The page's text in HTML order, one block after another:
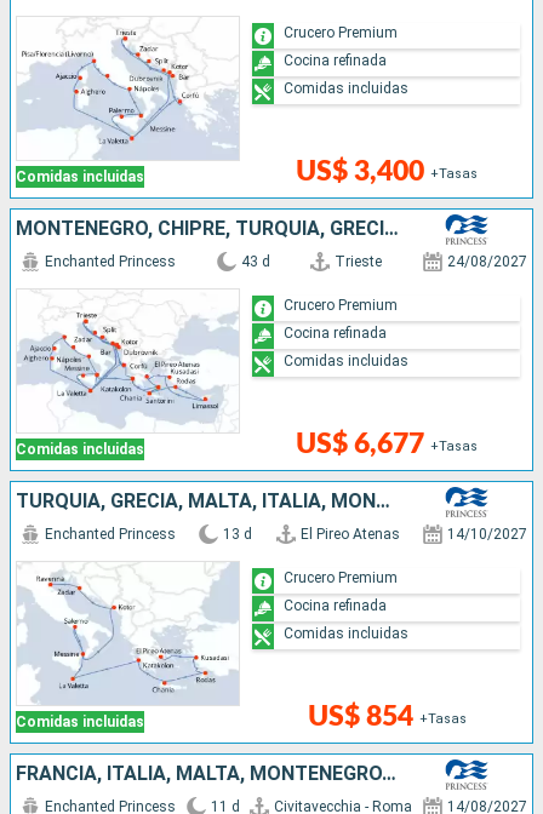
Comidas incluidas US$ 3,400 +Tasas
Crucero Premium
Cocina refinada
Comidas incluidas
MONTENEGRO, CHIPRE, TURQUÍA, GRECIA, CROACIA, ITALIA, FRANCIA, MALTA
Comidas incluidas
Enchanted Princess 43 d Trieste 24/08/2027
US$ 6,677 +Tasas
Crucero Premium
Cocina refinada
Comidas incluidas
TURQUÍA, GRECIA, MALTA, ITALIA, MONTENEGRO, CROACIA
Comidas incluidas
Enchanted Princess 13 d El Pireo Atenas 14/10/2027
US$ 854 +Tasas
Crucero Premium
Cocina refinada
Comidas incluidas
FRANCIA, ITALIA, MALTA, MONTENEGRO, CROACIA
Enchanted Princess 11 d Civitavecchia - Roma 14/08/2027